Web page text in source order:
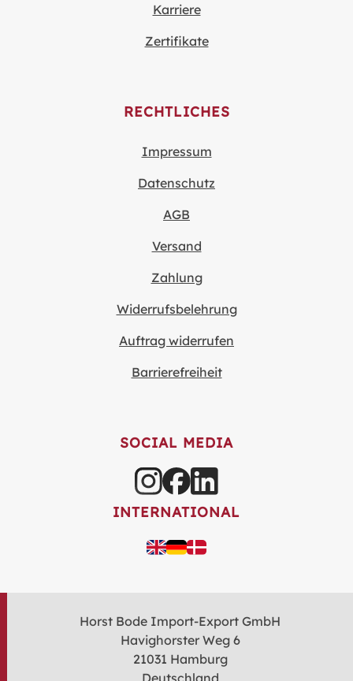
Karriere
Zertifikate
RECHTLICHES
Impressum
Datenschutz
AGB
Versand
Zahlung
Widerrufsbelehrung
Auftrag widerrufen
Barrierefreiheit
SOCIAL MEDIA
INTERNATIONAL
Horst Bode Import-Export GmbH
Havighorster Weg 6
21031 Hamburg